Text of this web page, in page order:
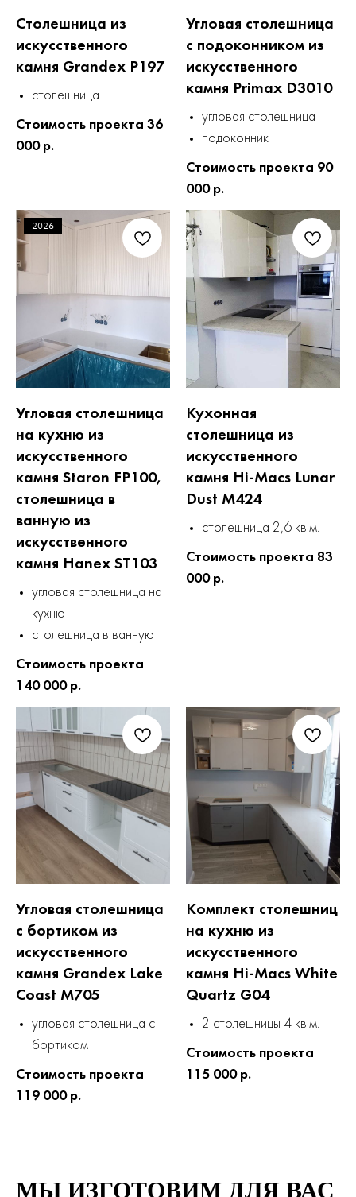
Столешница из
искусственного
камня Grandex P197
столешница
Стоимость проекта 36
000 р.
Угловая столешница
с подоконником из
искусственного
камня Primax D3010
угловая столешница
подоконник
Стоимость проекта 90
000 р.
2026
Угловая столешница
на кухню из
искусственного
камня Staron FP100,
столешница в
ванную из
искусственного
камня Hanex ST103
угловая столешница на
кухню
столешница в ванную
Стоимость проекта
140 000 р.
Кухонная
столешница из
искусственного
камня Hi-Macs Lunar
Dust M424
столешница 2,6 кв.м.
Стоимость проекта 83
000 р.
Угловая столешница
с бортиком из
искусственного
камня Grandex Lake
Coast M705
угловая столешница с
бортиком
Стоимость проекта
119 000 р.
Комплект столешниц
на кухню из
искусственного
камня Hi-Macs White
Quartz G04
2 столешницы 4 кв.м.
Стоимость проекта
115 000 р.
МЫ ИЗГОТОВИМ ДЛЯ ВАС